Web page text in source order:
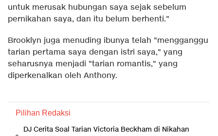
untuk merusak hubungan saya sejak sebelum
pernikahan saya, dan itu belum berhenti."
Brooklyn juga menuding ibunya telah "mengganggu
tarian pertama saya dengan istri saya," yang
seharusnya menjadi "tarian romantis," yang
diperkenalkan oleh Anthony.
Pilihan Redaksi
DJ Cerita Soal Tarian Victoria Beckham di Nikahan